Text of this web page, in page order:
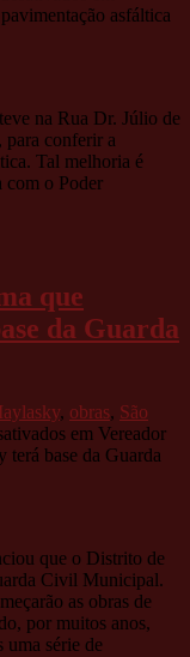
asfáltica
na Rua Dr. Júlio de
para conferir a
Tal melhoria é
com o Poder
que
da Guarda
, obras, São
em Vereador
base da Guarda
que o Distrito de
Civil Municipal.
as obras de
por muitos anos,
uma série de